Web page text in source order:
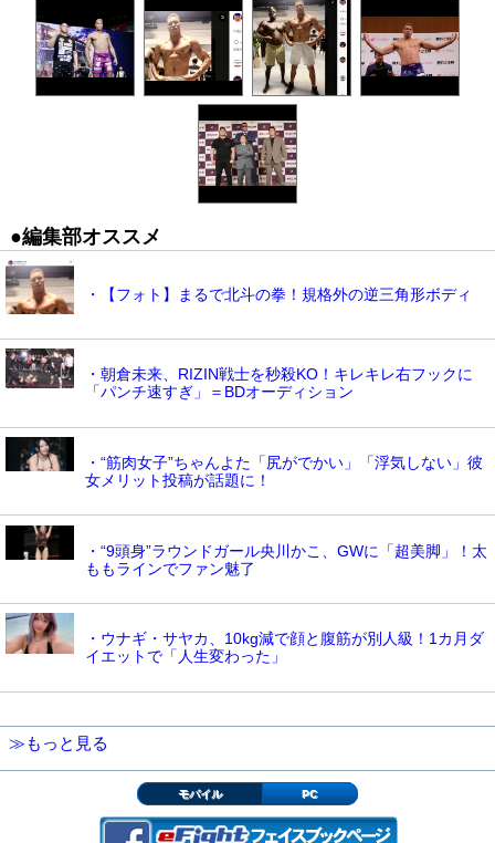
●編集部オススメ
・【フォト】まるで北斗の拳！規格外の逆三角形ボディ
・朝倉未来、RIZIN戦士を秒殺KO！キレキレ右フックに
「パンチ速すぎ」＝BDオーディション
・“筋肉女子”ちゃんよた「尻がでかい」「浮気しない」彼
女メリット投稿が話題に！
・“9頭身”ラウンドガール央川かこ、GWに「超美脚」！太
ももラインでファン魅了
・ウナギ・サヤカ、10kg減で顔と腹筋が別人級！1カ月ダ
イエットで「人生変わった」
≫もっと見る
モバイル PC